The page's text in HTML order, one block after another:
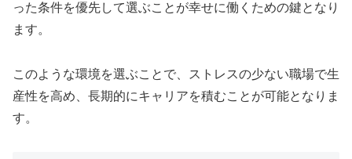
った条件を優先して選ぶことが幸せに働くための鍵となり
ます。
このような環境を選ぶことで、ストレスの少ない職場で生
産性を高め、長期的にキャリアを積むことが可能となりま
す。